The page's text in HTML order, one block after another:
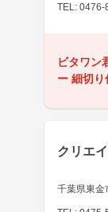
TEL: 0476-
ビタワン
ー 細切
クリエ
千葉県東金